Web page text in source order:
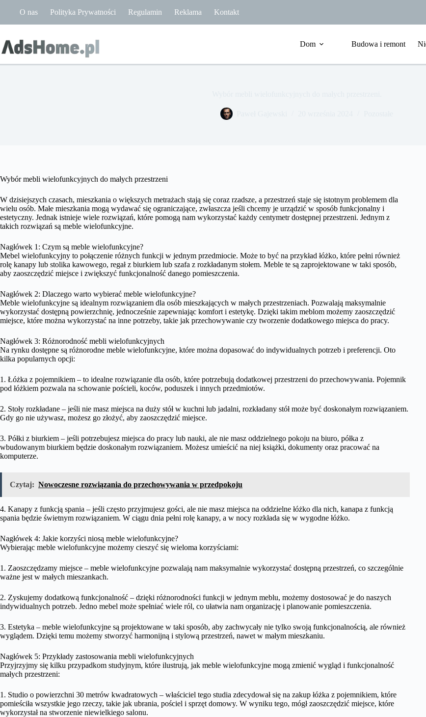
O nas Polityka Prywatności Regulamin Reklama Kontakt
Dom Budowa i remont
Wybór mebli wielofunkcyjnych do małych przestrzeni
W dzisiejszych czasach, mieszkania o większych metrażach stają się coraz rzadsze, a przestrzeń staje się istotnym problemem dla
wielu osób. Małe mieszkania mogą wydawać się ograniczające, zwłaszcza jeśli chcemy je urządzić w sposób funkcjonalny i
estetyczny. Jednak istnieje wiele rozwiązań, które pomogą nam wykorzystać każdy centymetr dostępnej przestrzeni. Jednym z
takich rozwiązań są meble wielofunkcyjne.
Nagłówek 1: Czym są meble wielofunkcyjne?
Mebel wielofunkcyjny to połączenie różnych funkcji w jednym przedmiocie. Może to być na przykład łóżko, które pełni również
rolę kanapy lub stolika kawowego, regał z biurkiem lub szafa z rozkładanym stołem. Meble te są zaprojektowane w taki sposób,
aby zaoszczędzić miejsce i zwiększyć funkcjonalność danego pomieszczenia.
Nagłówek 2: Dlaczego warto wybierać meble wielofunkcyjne?
Meble wielofunkcyjne są idealnym rozwiązaniem dla osób mieszkających w małych przestrzeniach. Pozwalają maksymalnie
wykorzystać dostępną powierzchnię, jednocześnie zapewniając komfort i estetykę. Dzięki takim meblom możemy zaoszczędzić
miejsce, które można wykorzystać na inne potrzeby, takie jak przechowywanie czy tworzenie dodatkowego miejsca do pracy.
Nagłówek 3: Różnorodność mebli wielofunkcyjnych
Na rynku dostępne są różnorodne meble wielofunkcyjne, które można dopasować do indywidualnych potrzeb i preferencji. Oto
kilka popularnych opcji:
1. Łóżka z pojemnikiem – to idealne rozwiązanie dla osób, które potrzebują dodatkowej przestrzeni do przechowywania. Pojemnik
pod łóżkiem pozwala na schowanie pościeli, koców, poduszek i innych przedmiotów.
2. Stoły rozkładane – jeśli nie masz miejsca na duży stół w kuchni lub jadalni, rozkładany stół może być doskonałym rozwiązaniem.
Gdy go nie używasz, możesz go złożyć, aby zaoszczędzić miejsce.
3. Półki z biurkiem – jeśli potrzebujesz miejsca do pracy lub nauki, ale nie masz oddzielnego pokoju na biuro, półka z
wbudowanym biurkiem będzie doskonałym rozwiązaniem. Możesz umieścić na niej książki, dokumenty oraz pracować na
komputerze.
Czytaj: Nowoczesne rozwiązania do przechowywania w przedpokoju
4. Kanapy z funkcją spania – jeśli często przyjmujesz gości, ale nie masz miejsca na oddzielne łóżko dla nich, kanapa z funkcją
spania będzie świetnym rozwiązaniem. W ciągu dnia pełni rolę kanapy, a w nocy rozkłada się w wygodne łóżko.
Nagłówek 4: Jakie korzyści niosą meble wielofunkcyjne?
Wybierając meble wielofunkcyjne możemy cieszyć się wieloma korzyściami:
1. Zaoszczędzamy miejsce – meble wielofunkcyjne pozwalają nam maksymalnie wykorzystać dostępną przestrzeń, co szczególnie
ważne jest w małych mieszankach.
2. Zyskujemy dodatkową funkcjonalność – dzięki różnorodności funkcji w jednym meblu, możemy dostosować je do naszych
indywidualnych potrzeb. Jedno mebel może spełniać wiele ról, co ułatwia nam organizację i planowanie pomieszczenia.
3. Estetyka – meble wielofunkcyjne są projektowane w taki sposób, aby zachwycały nie tylko swoją funkcjonalnością, ale również
wyglądem. Dzięki temu możemy stworzyć harmonijną i stylową przestrzeń, nawet w małym mieszkaniu.
Nagłówek 5: Przykłady zastosowania mebli wielofunkcyjnych
Przyjrzyjmy się kilku przypadkom studyjnym, które ilustrują, jak meble wielofunkcyjne mogą zmienić wygląd i funkcjonalność
małych przestrzeni:
1. Studio o powierzchni 30 metrów kwadratowych – właściciel tego studia zdecydował się na zakup łóżka z pojemnikiem, które
pomieściła wszystkie jego rzeczy, takie jak ubrania, pościel i sprzęt domowy. W wyniku tego, mógł zaoszczędzić miejsce, które
wykorzystał na stworzenie niewielkiego salonu.